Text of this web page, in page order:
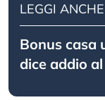
LEGGI ANCHE
Bonus casa
dice addio